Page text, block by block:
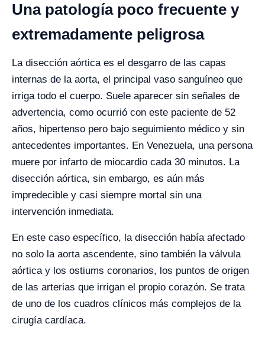
Una patología poco frecuente y
extremadamente peligrosa
La disección aórtica es el desgarro de las capas
internas de la aorta, el principal vaso sanguíneo que
irriga todo el cuerpo. Suele aparecer sin señales de
advertencia, como ocurrió con este paciente de 52
años, hipertenso pero bajo seguimiento médico y sin
antecedentes importantes. En Venezuela, una persona
muere por infarto de miocardio cada 30 minutos. La
disección aórtica, sin embargo, es aún más
impredecible y casi siempre mortal sin una
intervención inmediata.
En este caso específico, la disección había afectado
no solo la aorta ascendente, sino también la válvula
aórtica y los ostiums coronarios, los puntos de origen
de las arterias que irrigan el propio corazón. Se trata
de uno de los cuadros clínicos más complejos de la
cirugía cardíaca.